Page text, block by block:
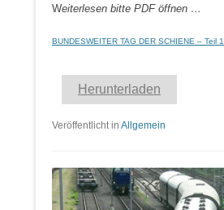
Weiterlesen bitte PDF öffnen …
BUNDESWEITER TAG DER SCHIENE – Teil 1
Herunterladen
Veröffentlicht in Allgemein